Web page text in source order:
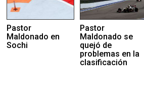
Pastor
Maldonado en
Sochi
Pastor
Maldonado se
quejó de
problemas en la
clasificación